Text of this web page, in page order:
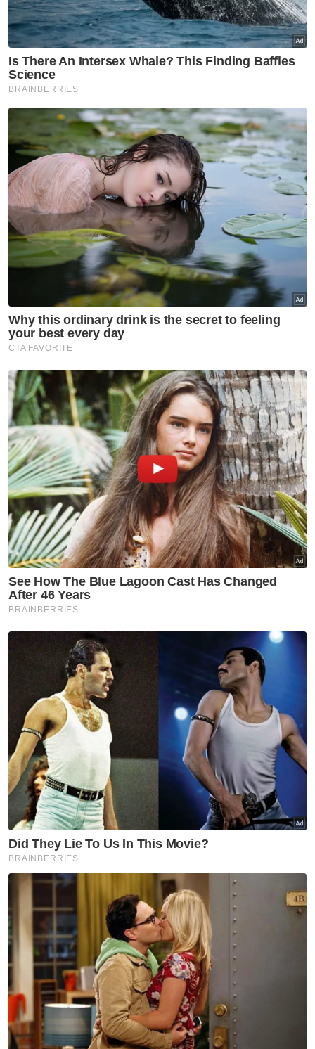
Rinjani dalam aksi beregu wanita kedua.
Artikel Berkaitan:
BAJC 2025: Cabaran Malaysia terhenti suku akhir
Pearly-Thinaah muncul naib juara Terbuka Jepun
Thinaah, Pearly tahan sakit sebelum mara ke suku
akhir Seluruh England
Perseorangan wanita kedua, Eng Ler Qi,
turut gagal menyekat kemaraan Thalita
apabila tewas 73-88, manakala Datu Anif
Datu Asrah–Dania Sofea yang turun dalam
beregu campuran kedua turut kecundang
81-99 kepada Devin–Rinjani.
Perlawanan penutup menyaksikan Shazmir
Shahrul–Zulwaqqarizal Redzuan cuba
memberikan saingan dalam beregu lelaki
pertama, namun usaha mereka belum
cukup untuk menafikan kemenangan lawan
apabila tewas 92-110 kepada Ikhsan–Devin.
Kekalahan itu menyaksikan Malaysia
menamatkan kempen peringkat kumpulan
kekalahan, seterusnya mengesahkan
kemaraan ke suku akhir selaku naib juara
kumpulan di belakang Indonesia.
Berita Telus & Tulus menerusi E-Mel setiap
hari!
Malaysia kini bakal berdepan ujian getir
menentang juara Kumpulan C, China, dalam
aksi suku akhir yang dijadual berlangsung
pada Isnin.
Sementara itu, pengurus skuad remaja BAJC
2025 negara, Leong Kin Weng mengakui
skuad negara berdepan lawan yang jauh